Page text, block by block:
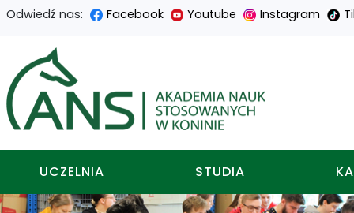
Przejdź
do
treści
głównej
Przejdź
do
menu
nawigacyjnego
Przejdź
do
wyszukiwarki
Przejdź
do
mapy
strony
Odwiedź nas: Facebook Youtube Instagram
Akademia nauk
UCZELNIA STUDIA